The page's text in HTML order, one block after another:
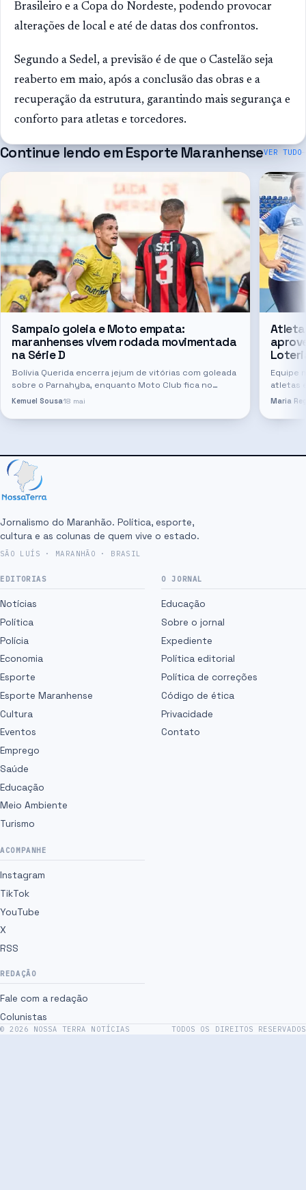
Brasileiro e a Copa do Nordeste, podendo provocar
alterações de local e até de datas dos confrontos.
Segundo a Sedel, a previsão é de que o Castelão seja
reaberto em maio, após a conclusão das obras e a
recuperação da estrutura, garantindo mais segurança e
conforto para atletas e torcedores.
Continue lendo emEsporte MaranhenseVER TUDO
Sampaio goleia e Moto empata:
maranhenses vivem rodada movimentada
na Série D
Bolívia Querida encerra jejum de vitórias com goleada
sobre o Parnahyba, enquanto Moto Club fica no
empate diante do IAPE
Kemuel Sousa18 mai
Equipe
atletas
Maria
Jornalismo do Maranhão. Política, esporte,
cultura e as colunas de quem vive o estado.
SÃO LUÍS · MARANHÃO · BRASIL
EDITORIAS
Notícias
Política
Polícia
Economia
Esporte
Esporte Maranhense
Cultura
Eventos
Emprego
Saúde
Educação
Meio Ambiente
Turismo
O JORNAL
Educação
Sobre o jornal
Expediente
Política editorial
Política de correções
Código de ética
Privacidade
Contato
ACOMPANHE
Instagram
TikTok
YouTube
X
RSS
REDAÇÃO
Fale com a redação
Colunistas
©2026 NOSSA TERRA NOTÍCIAS TODOS OS DIREITOS RESERVADOS